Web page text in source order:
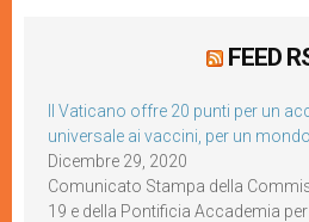
FEED
Il Vaticano offre 20 punti per un
universale ai vaccini, per un
Dicembre 29, 2020
Comunicato Stampa della
19 e della Pontificia Accademia